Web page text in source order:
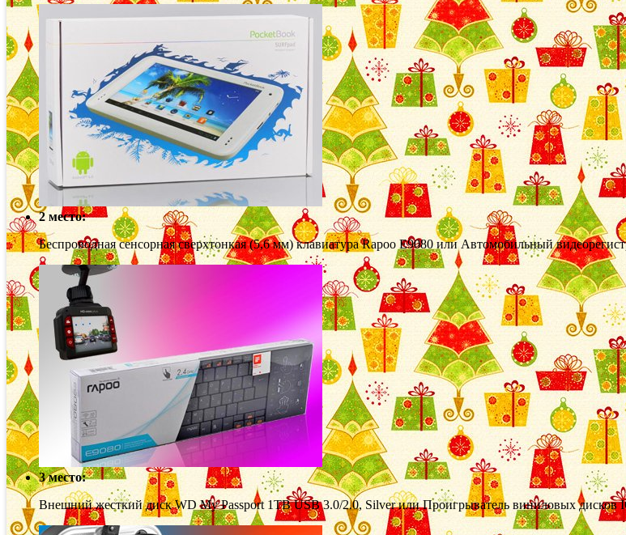
2 место:
Беспроводная сенсорная сверхтонкая (5,6 мм) клавиатура Rapoo E9080 или Автомобильный
3 место:
Внешний жесткий диск WD My Passport 1TB USB 3.0/2.0, Silver или Проигрыватель виниловых дисков